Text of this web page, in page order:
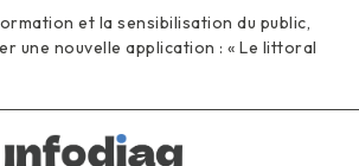
et la sensibilisation du public,
une nouvelle application : « Le littoral